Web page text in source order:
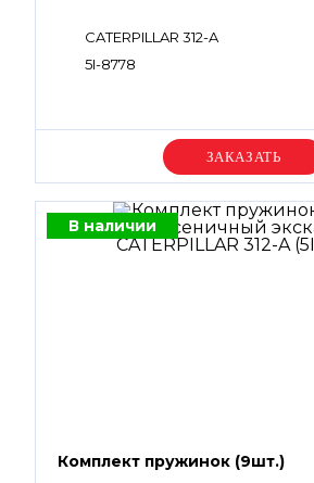
CATERPILLAR 312-A
5I-8778
Уточняйте цену
В наличии
Комплект пружинок (9шт.)